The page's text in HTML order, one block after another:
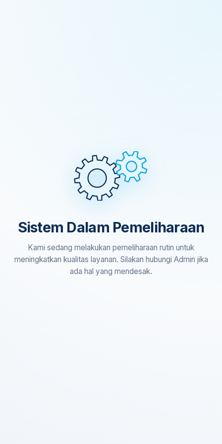
Sistem Dalam Pemeliharaan
Kami sedang melakukan pemeliharaan rutin untuk
meningkatkan kualitas layanan. Silakan hubungi Admin jika
ada hal yang mendesak.